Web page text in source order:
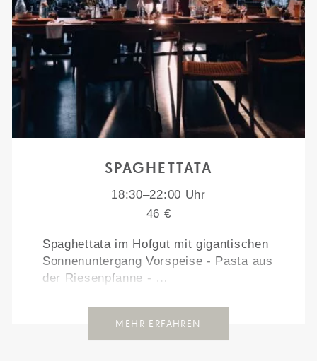
SPAGHETTATA
18:30–22:00 Uhr
46 €
Spaghettata im Hofgut mit gigantischen
Sonnenuntergang Vorspeise - Pasta aus
der Riesenpfanne - …
MEHR ERFAHREN